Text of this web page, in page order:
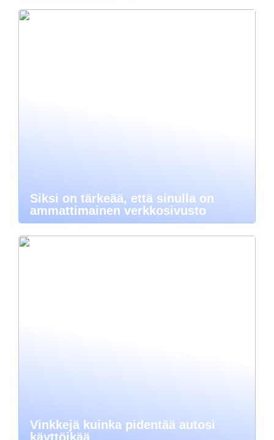
Siksi on tärkeää, että sinulla on
ammattimainen verkkosivusto
Vinkkejä kuinka pidentää autosi
käyttöikää